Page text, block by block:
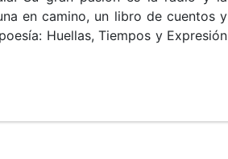
en camino, un libro de cuentos y
Huellas, Tiempos y Expresión